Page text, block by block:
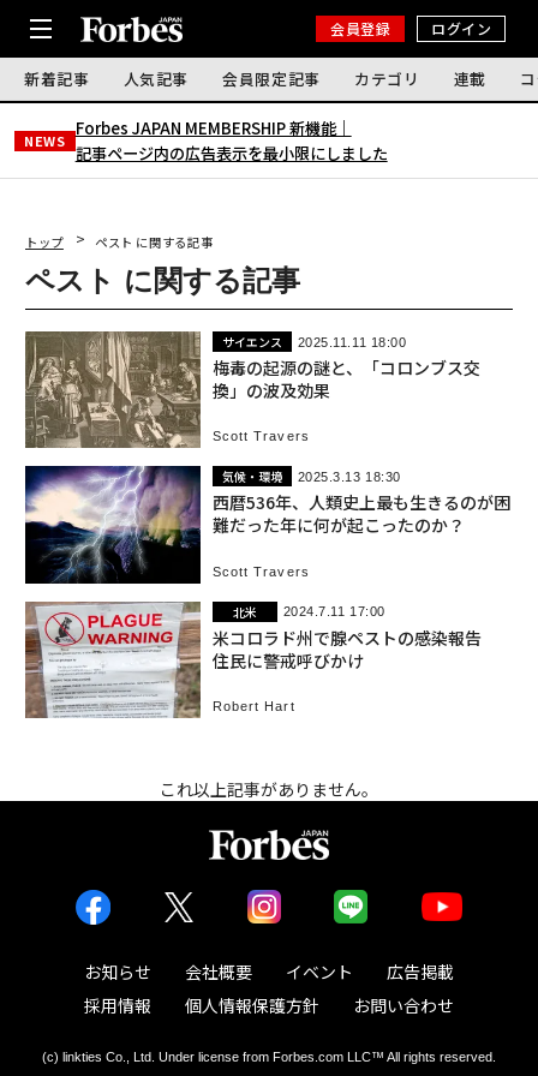
会員登録 ログイン
新着記事 人気記事 会員限定記事 カテゴリ 連載
NEWS
Forbes JAPAN MEMBERSHIP 新機能｜
記事ページ内の広告表示を最小限にしました
トップ ペスト に関する記事
ペスト に関する記事
サイエンス 2025.11.11 18:00
梅毒の起源の謎と、「コロンブス交
換」の波及効果
Scott Travers
気候・環境 2025.3.13 18:30
西暦536年、人類史上最も生きるのが困
難だった年に何が起こったのか？
Scott Travers
北米 2024.7.11 17:00
米コロラド州で腺ペストの感染報告
住民に警戒呼びかけ
Robert Hart
これ以上記事がありません。
お知らせ 会社概要 イベント
広告掲載
採用情報
個人情報保護方針 お問い合わせ
(c) linkties Co., Ltd. Under license from Forbes.com LLC™ All rights reserved.